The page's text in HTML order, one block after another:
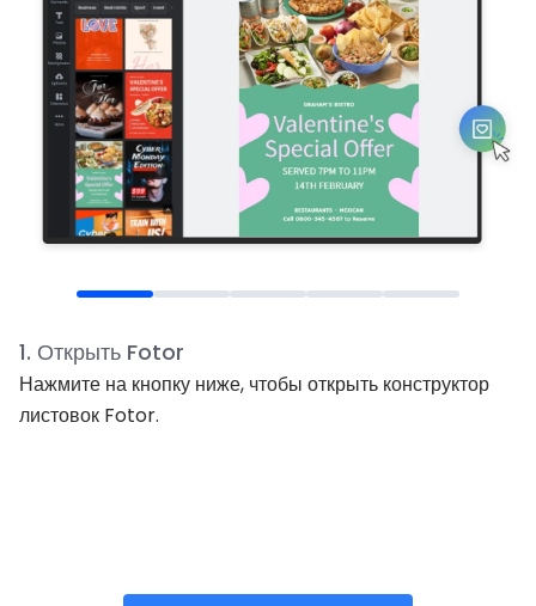
1. Открыть Fotor
Нажмите на кнопку ниже, чтобы открыть конструктор
листовок Fotor.